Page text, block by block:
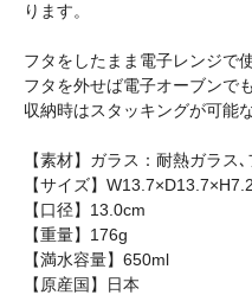
ります。
フタをしたまま電子レンジで
フタを外せば電子オーブンで
収納時はスタッキングが可能
【素材】ガラス：耐熱ガラス
【サイズ】
【口径】13.0cm
【重量】176g
【満水容量】650ml
【原産国】日本